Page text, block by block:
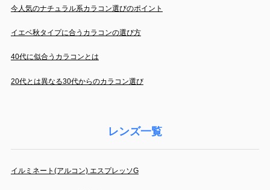
今人気のナチュラル系カラコン選びのポイント
イエベ秋タイプに合うカラコンの選び方
40代に似合うカラコンとは
20代とは異なる30代からのカラコン選び
レンズ一覧
イルミネート(アルコン) エスプレッソG